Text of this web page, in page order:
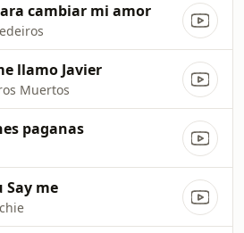
cambiar mi amor
llamo Javier
Muertos
paganas
Say me